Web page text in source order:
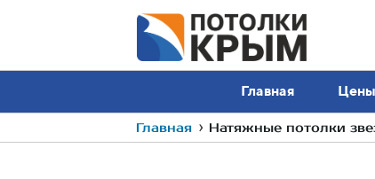
Главная Цены
Главная › Натяжные потолки